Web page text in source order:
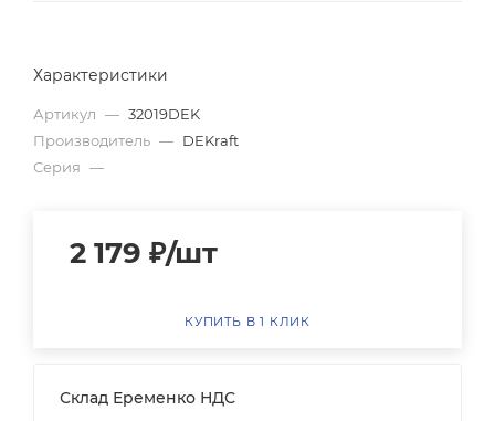
Характеристики
Артикул — 32019DEK
Производитель — DEKraft
Серия —
2 179 ₽/шт
КУПИТЬ В 1 КЛИК
Склад Еременко НДС